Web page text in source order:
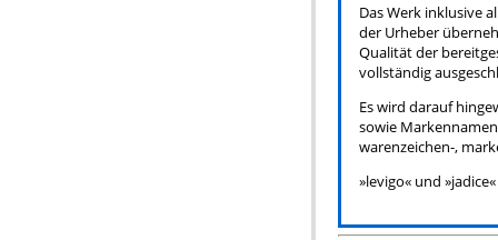
Das Werk inklusive
der Urheber
Qualität der
vollständig
Es wird darauf
sowie
warenzeichen-,
»levigo« und